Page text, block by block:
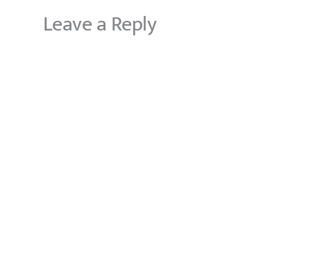
Leave a Reply